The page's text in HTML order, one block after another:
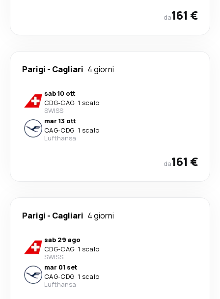
da161 €
Parigi - Cagliari 4 giorni
sab 10 ott
CDG-CAG· 1 scalo
SWISS
mar 13 ott
CAG-CDG· 1 scalo
Lufthansa
da161 €
Parigi - Cagliari 4 giorni
sab 29 ago
CDG-CAG· 1 scalo
SWISS
mar 01 set
CAG-CDG· 1 scalo
Lufthansa